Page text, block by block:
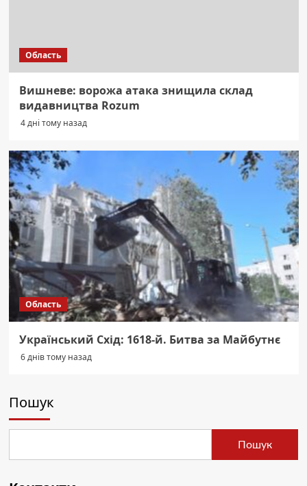
Область
Вишневе: ворожа атака знищила склад
видавництва Rozum
4 дні тому назад
Область
Український Схід: 1618-й. Битва за Майбутнє
6 днів тому назад
Пошук
Пошук